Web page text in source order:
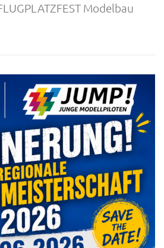
Modelbau